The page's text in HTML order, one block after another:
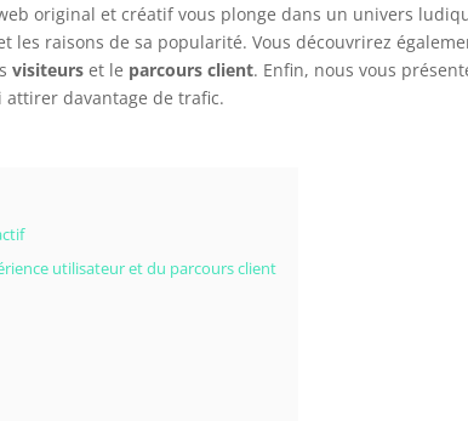
original et créatif vous plonge dans un univers
les raisons de sa popularité. Vous découvrirez
visiteurs et le parcours client. Enfin, nous vous
davantage de trafic.
utilisateur et du parcours client